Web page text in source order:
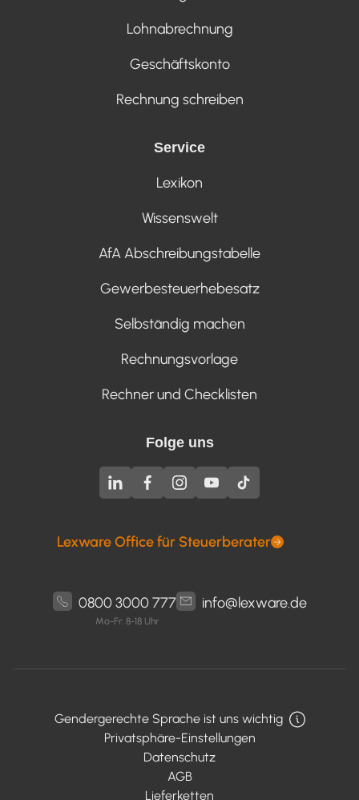
Lohnabrechnung
Geschäftskonto
Rechnung schreiben
Service
Lexikon
Wissenswelt
AfA Abschreibungstabelle
Gewerbesteuerhebesatz
Selbständig machen
Rechnungsvorlage
Rechner und Checklisten
Folge uns
Lexware Office für Steuerberater
0800 3000 777
Mo-Fr: 8-18 Uhr
info@lexware.de
Privatsphäre-Einstellungen
Datenschutz
AGB
Lieferketten
Gendergerechte Sprache ist uns wichtig